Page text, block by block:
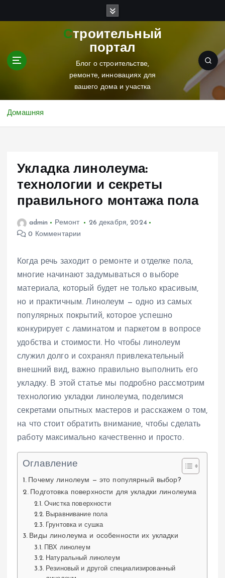
Строительный
портал
Блог о строительстве,
ремонте, инновациях для
вашего дома и участка
Домашняя
Укладка линолеума:
технологии и секреты
правильного монтажа пола
admin Ремонт
26 декабря, 2024
0 Комментарии
Когда речь заходит о ремонте и отделке пола,
многие начинают задумываться о выборе
материала, который будет не только красивым,
но и практичным. Линолеум — одно из самых
популярных покрытий, которое успешно
конкурирует с ламинатом и паркетом в вопросе
удобства и стоимости. Но чтобы линолеум
служил долго и сохранял привлекательный
внешний вид, важно правильно выполнить его
укладку. В этой статье мы подробно рассмотрим
технологию укладки линолеума, поделимся
секретами опытных мастеров и расскажем о том,
на что стоит обратить внимание, чтобы сделать
работу максимально качественно и просто.
Оглавление
Почему линолеум — это популярный выбор?
Подготовка поверхности для укладки линолеума
Очистка поверхности
Выравнивание пола
Грунтовка и сушка
Виды линолеума и особенности их укладки
ПВХ линолеум
Натуральный линолеум
Резиновый и другой специализированный